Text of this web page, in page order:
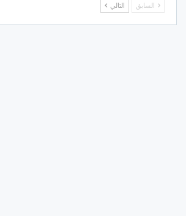
السابق التالي